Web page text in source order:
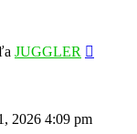
JUGGLER
2026 4:09 pm